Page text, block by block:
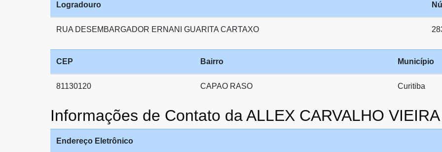
Logradouro
RUA DESEMBARGADOR ERNANI GUARITA CARTAXO
CEP Bairro Município
81130120 CAPAO RASO Curitiba
Informações de Contato da ALLEX CARVALHO
Endereço Eletrônico